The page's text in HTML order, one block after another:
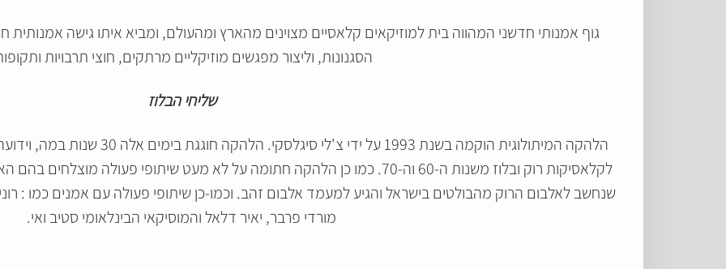
גוף אמנותי חדשני המהווה בית למוזיקאים קלאסיים מצוינים מהארץ ומהעולם, ומביא איתו גישה
הסגנונות, וליצור מפגשים מוזיקליים מרתקים, חוצי תרבויות
שליחי הבלוז
הלהקה המיתולוגית הוקמה בשנת 1993
שנחשב לאלבום הרוק מהבולטים בישראל והגיע למעמד אלבום זהב. וכמו-כן שיתופי פעולה עם אמנים כמו : רוני
מורדי פרבר, יאיר דלאל והמוסיקאי הבינלאומי סטיב ואי.